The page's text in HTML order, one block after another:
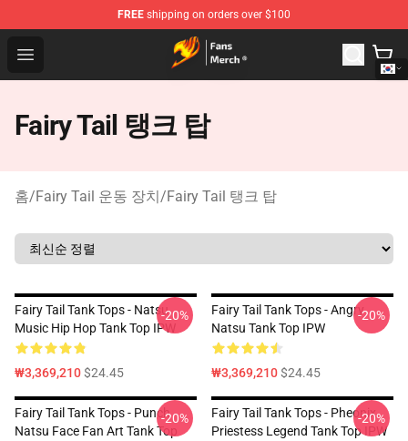
FREE shipping on orders over $100
Open menu
Fairy Tail Store - Official Fairy Tail Merchandise Shop
Fairy Tail 탱크 탑
홈/Fairy Tail 운동 장치/Fairy Tail 탱크 탑
Fairy Tail Tank Tops - Natsu
Music Hip Hop Tank Top IPW
₩3,369,210$24.45
-20%
Fairy Tail Tank Tops - Angry
Natsu Tank Top IPW
₩3,369,210$24.45
-20%
Fairy Tail Tank Tops - Punch
Natsu Face Fan Art Tank Top
-20%
Fairy Tail Tank Tops - Pheonix
Priestess Legend Tank Top IPW
-20%